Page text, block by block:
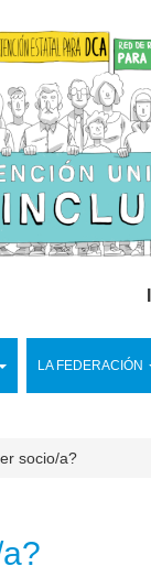
LA FEDERACIÓN
socio/a?